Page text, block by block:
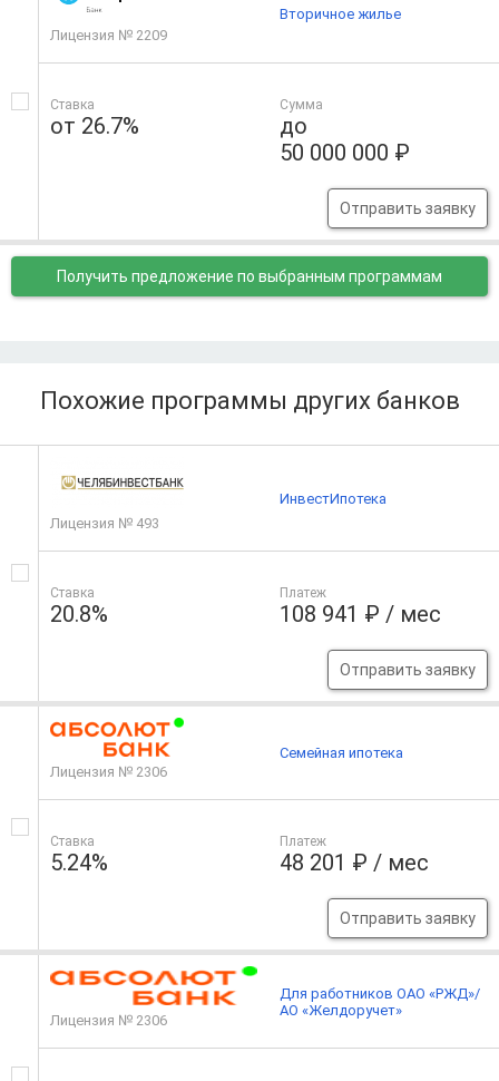
Лицензия № 2209
Ставка
от 26.7%
Сумма
до
50 000 000 ₽
Отправить заявку
Вторичное жилье
Получить предложение по выбранным программам
Похожие программы других банков
Лицензия № 493
Ставка
20.8%
Платеж
108 941 ₽ / мес
Отправить заявку
ИнвестИпотека
Лицензия № 2306
Ставка
5.24%
Платеж
48 201 ₽ / мес
Отправить заявку
Семейная ипотека
Лицензия № 2306
Для работников ОАО «РЖД»/
АО «Желдоручет»